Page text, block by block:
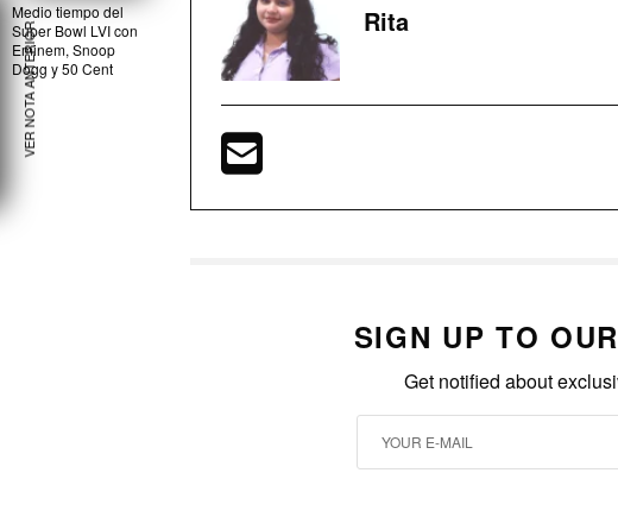
Medio tiempo del
Super Bowl LVI con
Eminem, Snoop
Dogg y 50 Cent
Rita
SIGN UP TO
Get notified about
VER NOTA ANTERIOR